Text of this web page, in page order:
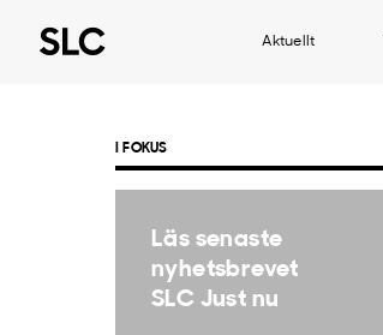
Aktuellt
I FOKUS
Läs senaste
nyhetsbrevet
SLC Just nu